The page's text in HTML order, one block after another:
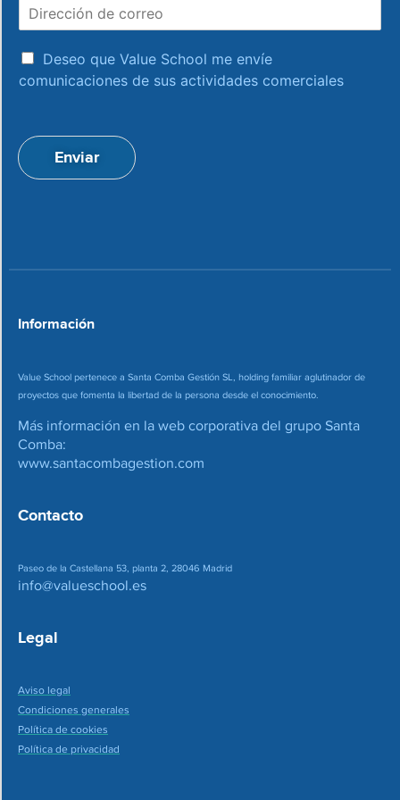
e
c
n
d
e
a
c
a
c
Deseo que Value School me envíe
comunicaciones de sus actividades comerciales
Enviar
Información
Value School pertenece a Santa Comba Gestión SL, holding familiar aglutinador de
proyectos que fomenta la libertad de la persona desde el conocimiento.
Más información en la web corporativa del grupo Santa
Comba:
www.santacombagestion.com
Contacto
Paseo de la Castellana 53, planta 2, 28046 Madrid
info@valueschool.es
Legal
Aviso legal
Condiciones generales
Política de cookies
Política de privacidad